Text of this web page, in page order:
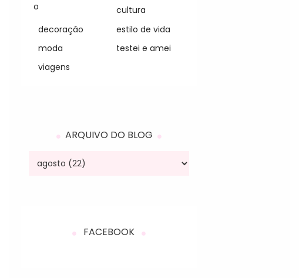
o
cultura
decoração
estilo de vida
moda
testei e amei
viagens
ARQUIVO DO BLOG
FACEBOOK